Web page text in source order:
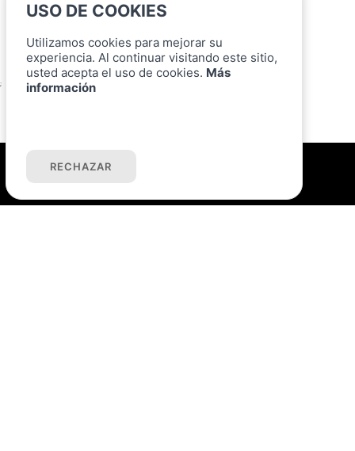
Piso en venta en Limpias (Limpias)
;
USO DE COOKIES
Utilizamos cookies para mejorar su
experiencia. Al continuar visitando este sitio,
usted acepta el uso de cookies. Más
información
RECHAZAR